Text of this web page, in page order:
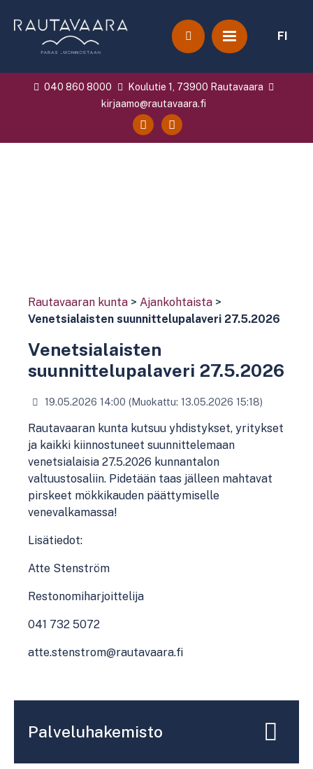
FI
040 860 8000
Koulutie 1, 73900 Rautavaara
kirjaamo@rautavaara.fi
Rautavaaran kunta > Ajankohtaista >
Venetsialaisten suunnittelupalaveri 27.5.2026
Venetsialaisten
suunnittelupalaveri 27.5.2026
19.05.2026 14:00 (Muokattu: 13.05.2026 15:18)
Rautavaaran kunta kutsuu yhdistykset, yritykset
ja kaikki kiinnostuneet suunnittelemaan
venetsialaisia 27.5.2026 kunnantalon
valtuustosaliin. Pidetään taas jälleen mahtavat
pirskeet mökkikauden päättymiselle
venevalkamassa!
Lisätiedot:
Atte Stenström
Restonomiharjoittelija
041 732 5072
atte.stenstrom@rautavaara.fi
Palveluhakemisto